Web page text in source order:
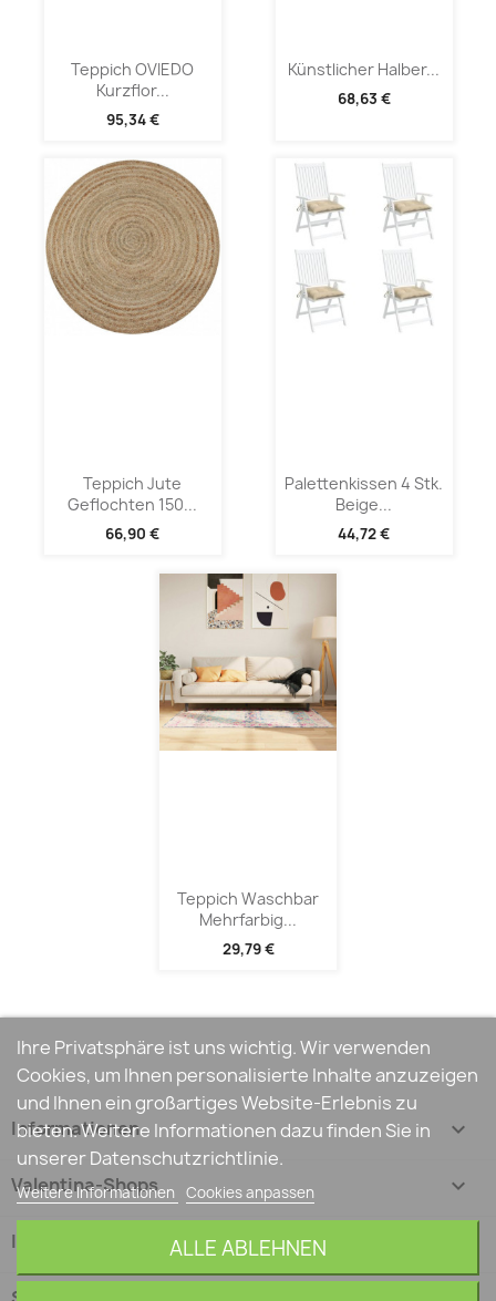
Teppich OVIEDO
Kurzflor...
95,34 €
Künstlicher Halber...
68,63 €
Teppich Jute
Geflochten 150...
66,90 €
Palettenkissen 4 Stk.
Beige...
44,72 €
Teppich Waschbar
Mehrfarbig...
29,79 €
Informationen 
Valentina-Shops 
Ihr Konto
Ihre Privatsphäre ist uns wichtig. Wir verwenden
Cookies, um Ihnen personalisierte Inhalte anzuzeigen
und Ihnen ein großartiges Website-Erlebnis zu
bieten. Weitere Informationen dazu finden Sie in
unserer Datenschutzrichtlinie.
Weitere Informationen Cookies anpassen
ALLE ABLEHNEN